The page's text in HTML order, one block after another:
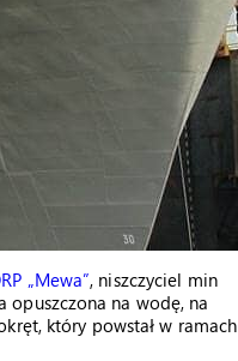
„Mewa”, niszczyciel min
opuszczona na wodę, na
który powstał w ramach